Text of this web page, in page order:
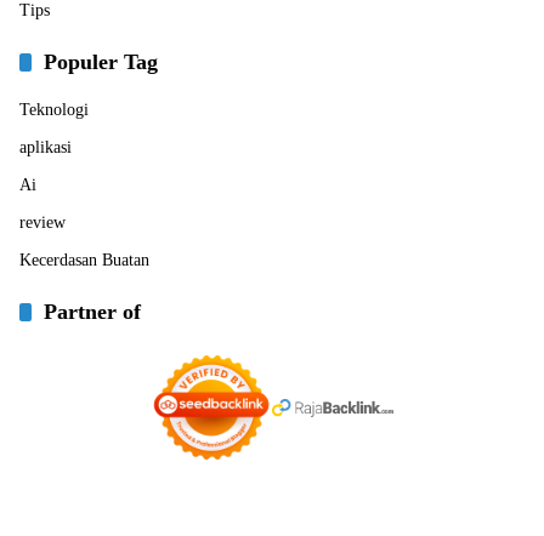
Tips
Populer Tag
Teknologi
aplikasi
Ai
review
Kecerdasan Buatan
Partner of